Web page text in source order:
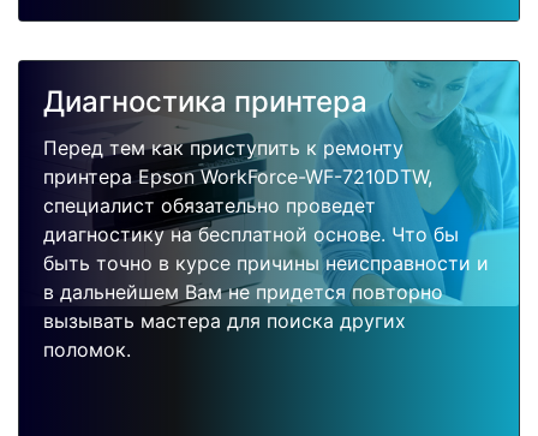
Диагностика принтера
Перед тем как приступить к ремонту
принтера Epson WorkForce-WF-7210DTW,
специалист обязательно проведет
диагностику на бесплатной основе. Что бы
быть точно в курсе причины неисправности и
в дальнейшем Вам не придется повторно
вызывать мастера для поиска других
поломок.